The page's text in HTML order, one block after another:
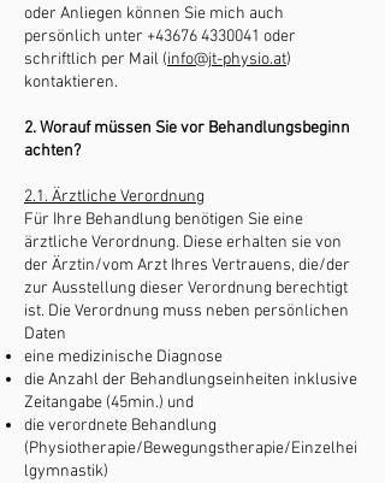
oder Anliegen können Sie mich auch
persönlich unter +43676 4330041 oder
schriftlich per Mail (info@jt-physio.at)
kontaktieren.
2. Worauf müssen Sie vor Behandlungsbeginn
achten?
2.1. Ärztliche Verordnung
Für Ihre Behandlung benötigen Sie eine
ärztliche Verordnung. Diese erhalten sie von
der Ärztin/vom Arzt Ihres Vertrauens, die/der
zur Ausstellung dieser Verordnung berechtigt
ist. Die Verordnung muss neben persönlichen
Daten
eine medizinische Diagnose
die Anzahl der Behandlungseinheiten inklusive
Zeitangabe (45min.) und
die verordnete Behandlung
(Physiotherapie/Bewegungstherapie/Einzelhei
lgymnastik)